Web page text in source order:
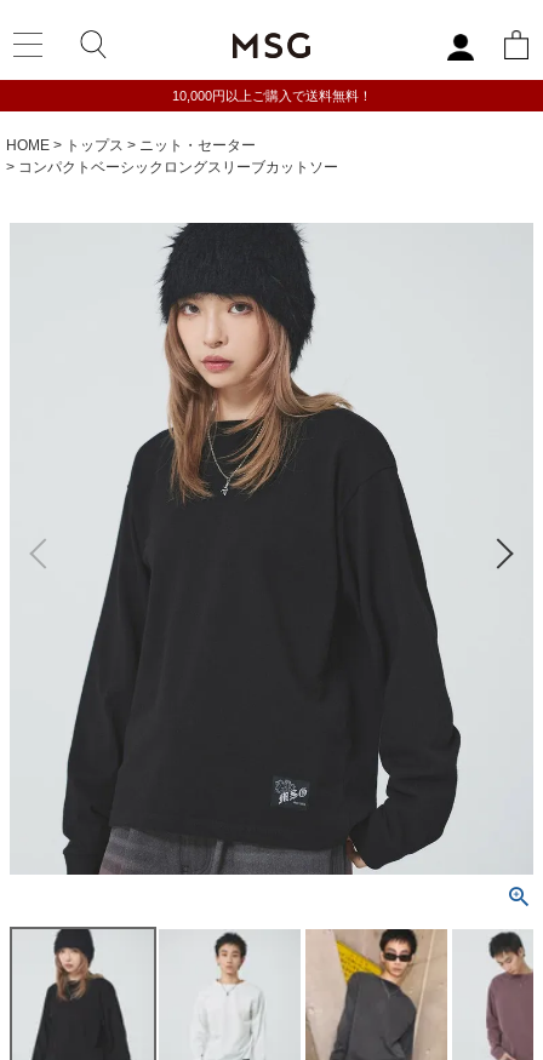
10,000円以上ご購入で送料無料！
HOME トップス
ニット・セーター
コンパクトベーシックロングスリーブカットソー